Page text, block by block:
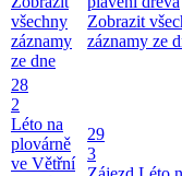
všechny
záznamy
ze dne
Zobrazit
záznamy ze
28
2
Léto na
plovárně
ve Větřní
29
3